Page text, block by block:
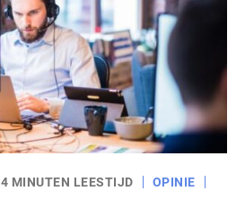
4 MINUTEN LEESTIJD
OPINIE